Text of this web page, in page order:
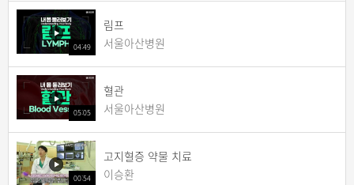
04:49
림프
서울아산병원
05:05
혈관
서울아산병원
00:54
고지혈증 약물 치료
이승환